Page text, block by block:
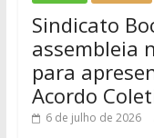
Sindicato
assembleia
para
Acordo
6 de julho de 2026